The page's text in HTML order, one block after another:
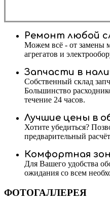
Ремонт любой
Можем всё - от замены
агрегатов и
Запчасти в
Собственный склад
Большинство
течение 24 часов.
Лучшие цены в
Хотите убедиться?
предварительный
Комфортная
Для Вашего удобства
ожидания со всем
ФОТОГАЛЛЕРЕЯ